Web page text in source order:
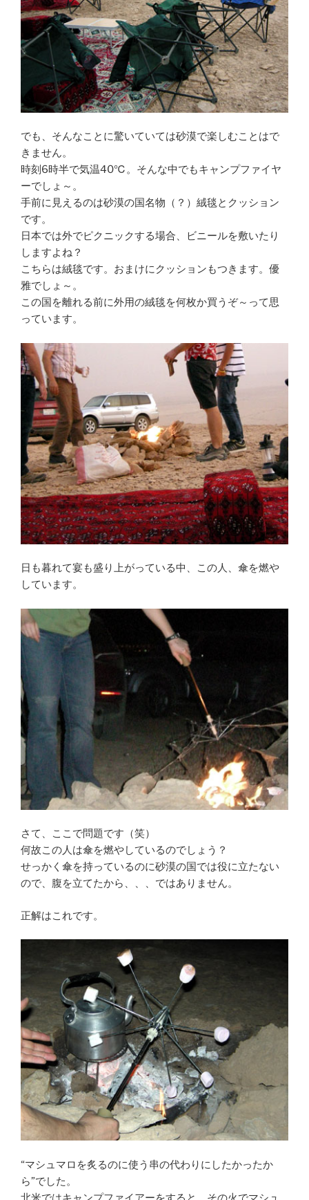
でも、そんなことに驚いていては砂漠で楽しむことはで
きません。
時刻6時半で気温40℃。そんな中でもキャンプファイヤ
ーでしょ～。
手前に見えるのは砂漠の国名物（？）絨毯とクッション
です。
日本では外でピクニックする場合、ビニールを敷いたり
しますよね？
こちらは絨毯です。おまけにクッションもつきます。優
雅でしょ～。
この国を離れる前に外用の絨毯を何枚か買うぞ～って思
っています。
日も暮れて宴も盛り上がっている中、この人、傘を燃や
しています。
さて、ここで問題です（笑）
何故この人は傘を燃やしているのでしょう？
せっかく傘を持っているのに砂漠の国では役に立たない
ので、腹を立てたから、、、ではありません。
正解はこれです。
“マシュマロを炙るのに使う串の代わりにしたかったか
ら”でした。